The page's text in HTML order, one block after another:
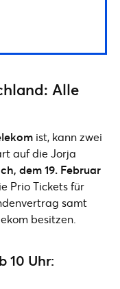
Alle
ist, kann zwei
auf die Jorja
dem 19. Februar
Prio Tickets für
samt
besitzen.
10 Uhr: